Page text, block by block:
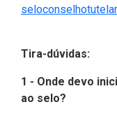
Tira-dúvidas:
1 - Onde devo
ao selo?